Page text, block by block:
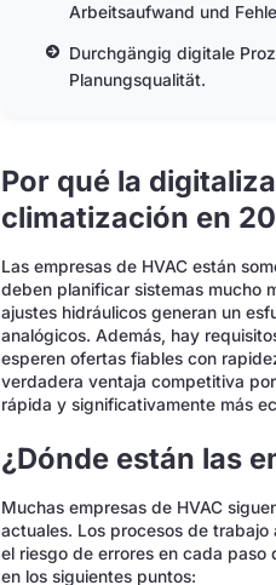
Arbeitsaufwand und
Durchgängig digitale
Planungsqualität.
Por qué la
climatización en
Las empresas de HVAC están
deben planificar sistemas mucho
ajustes hidráulicos generan un
analógicos. Además, hay
esperen ofertas fiables con
verdadera ventaja competitiva
rápida y significativamente más
¿Dónde están las
Muchas empresas de HVAC
actuales. Los procesos de
el riesgo de errores en cada
en los siguientes puntos: